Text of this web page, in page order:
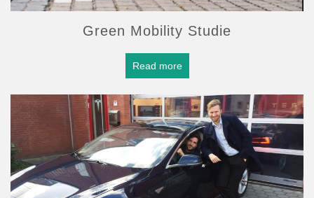
Green Mobility Studie
Read more